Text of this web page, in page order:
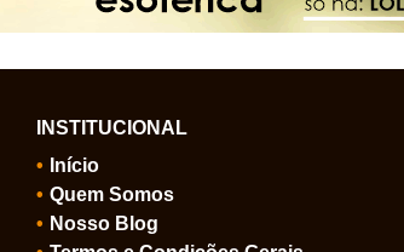
INSTITUCIONAL
Início
Quem Somos
Nosso Blog